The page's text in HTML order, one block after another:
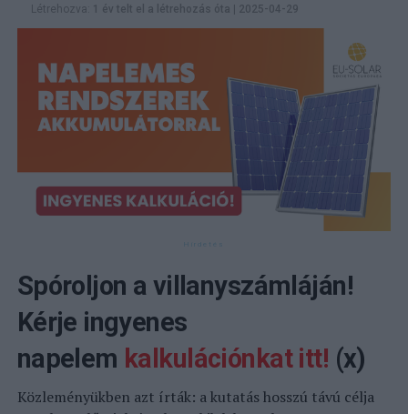
Létrehozva: 1 év telt el a létrehozás óta 2025-04-29
Spóroljon a villanyszámláján!
Kérje ingyenes
napelem kalkulációnkat itt! (x)
Közleményükben azt írták: a kutatás hosszú távú célja